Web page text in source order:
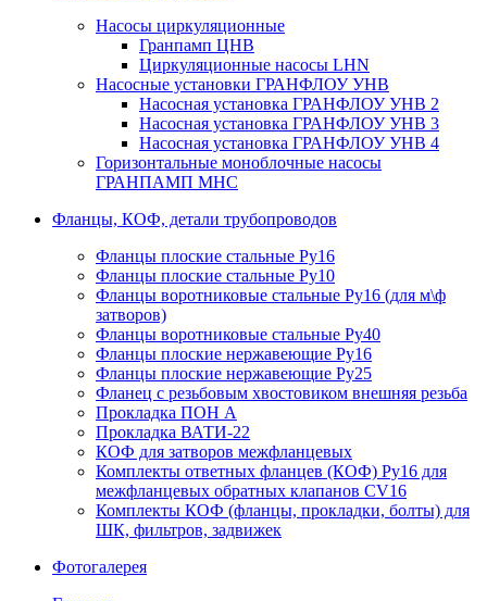
Насосы циркуляционные
Гранпамп ЦНВ
Циркуляционные насосы LHN
Насосные установки ГРАНФЛОУ УНВ
Насосная установка ГРАНФЛОУ УНВ 2
Насосная установка ГРАНФЛОУ УНВ 3
Насосная установка ГРАНФЛОУ УНВ 4
Горизонтальные моноблочные насосы
ГРАНПАМП МНС
Фланцы, КОФ, детали трубопроводов
Фланцы плоские стальные Ру16
Фланцы плоские стальные Ру10
Фланцы воротниковые стальные Ру16 (для м\ф
затворов)
Фланцы воротниковые стальные Ру40
Фланцы плоские нержавеющие Ру16
Фланцы плоские нержавеющие Ру25
Фланец с резьбовым хвостовиком внешняя резьба
Прокладка ПОН А
Прокладка ВАТИ-22
КОФ для затворов межфланцевых
Комплекты ответных фланцев (КОФ) Ру16 для
межфланцевых обратных клапанов CV16
Комплекты КОФ (фланцы, прокладки, болты) для
ШК, фильтров, задвижек
Фотогалерея